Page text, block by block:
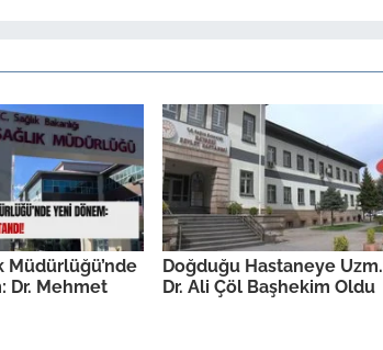
Müdürlüğü’nde
Dr. Mehmet
Doğduğu Hastaneye Uzm.
Dr. Ali Çöl Başhekim Oldu